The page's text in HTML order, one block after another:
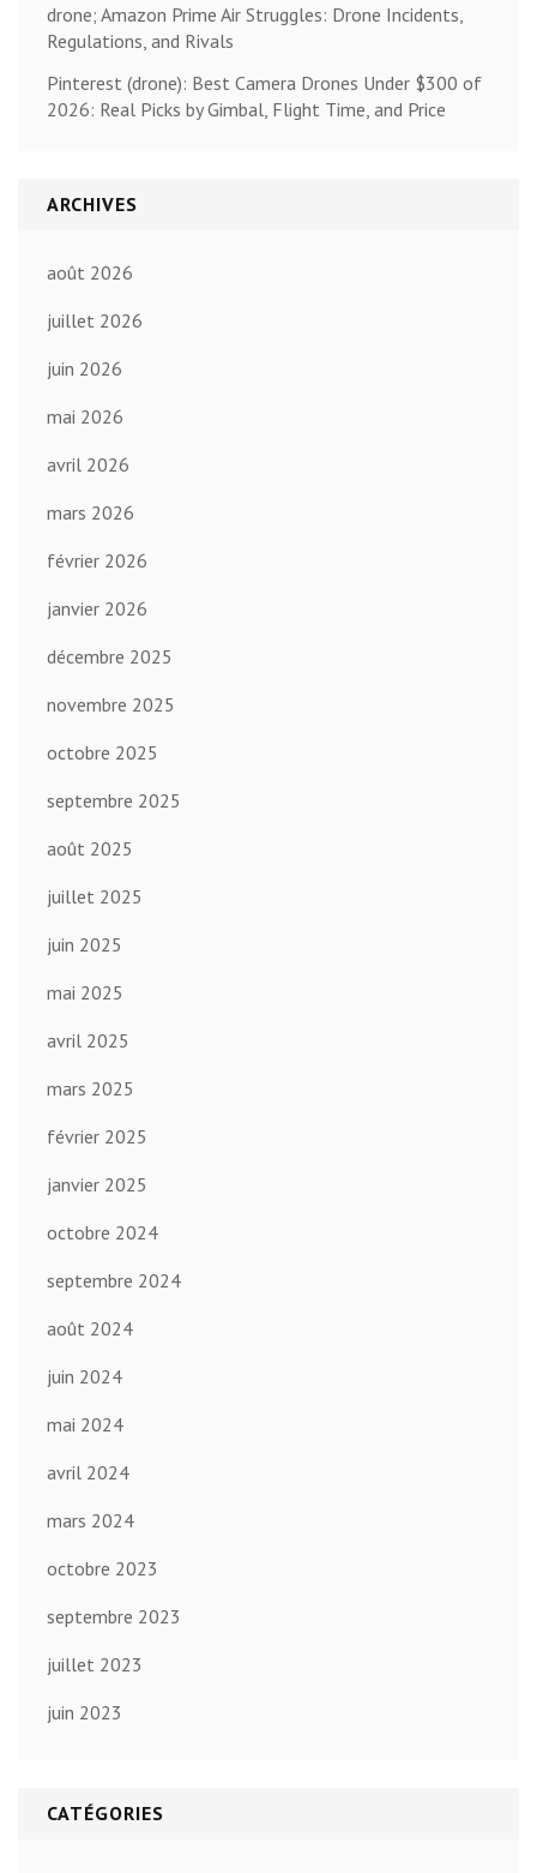
drone; Amazon Prime Air Struggles: Drone Incidents,
Regulations, and Rivals
Pinterest (drone): Best Camera Drones Under $300 of
2026: Real Picks by Gimbal, Flight Time, and Price
ARCHIVES
août 2026
juillet 2026
juin 2026
mai 2026
avril 2026
mars 2026
février 2026
janvier 2026
décembre 2025
novembre 2025
octobre 2025
septembre 2025
août 2025
juillet 2025
juin 2025
mai 2025
avril 2025
mars 2025
février 2025
janvier 2025
octobre 2024
septembre 2024
août 2024
juin 2024
mai 2024
avril 2024
mars 2024
octobre 2023
septembre 2023
juillet 2023
juin 2023
CATÉGORIES